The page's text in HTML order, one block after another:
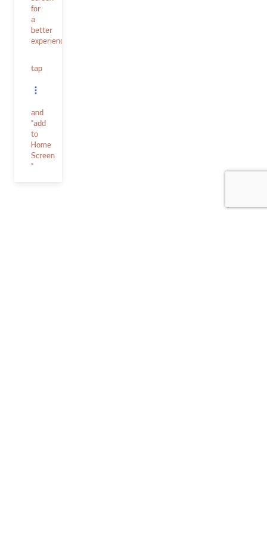
for
a
better
experience.
tap
and
"add
to
Home
Screen
"